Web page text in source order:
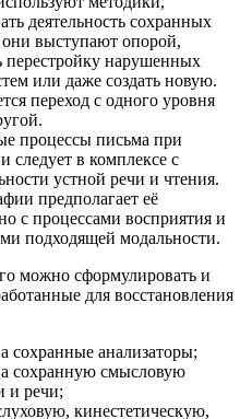
деятельность сохранных
выступают опорой,
нарушенных
или даже создать новую.
переход с одного уровня
процессы письма при
следует в комплексе с
устной речи и чтения.
предполагает её
с процессами восприятия и
подходящей модальности.
можно сформулировать и
для восстановления
сохранные анализаторы;
сохранную смысловую
и речи;
кинестетическую,